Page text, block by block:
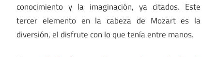
conocimiento y la imaginación, ya citados. Este
tercer elemento en la cabeza de Mozart es la
diversión, el disfrute con lo que tenía entre manos.